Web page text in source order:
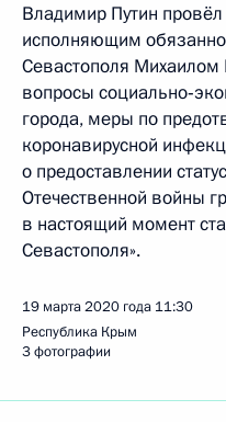
Владимир Путин
исполняющим
Севастополя
вопросы
города, меры по
коронавирусной
о предоставлении
Отечественной войны
в настоящий момент
Севастополя».
19 марта 2020 года 11:30
Республика Крым
3 фотографии